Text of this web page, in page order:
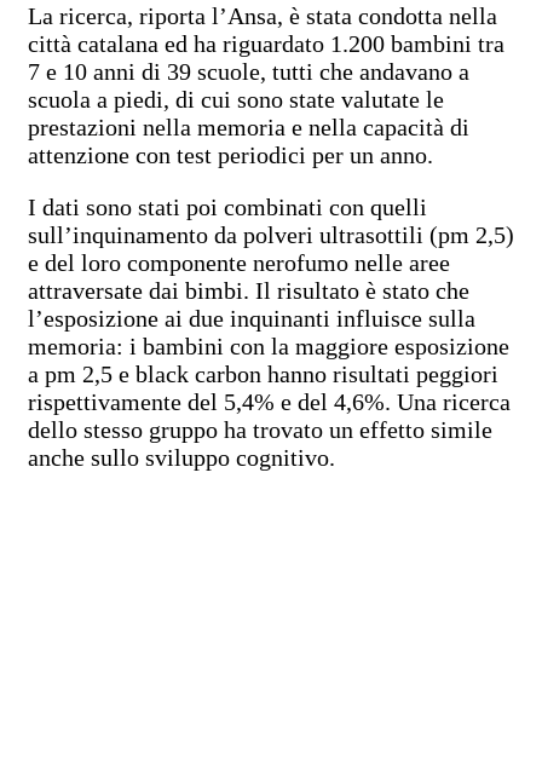
La ricerca, riporta l’Ansa, è stata condotta nella
città catalana ed ha riguardato 1.200 bambini tra
7 e 10 anni di 39 scuole, tutti che andavano a
scuola a piedi, di cui sono state valutate le
prestazioni nella memoria e nella capacità di
attenzione con test periodici per un anno.
I dati sono stati poi combinati con quelli
sull’inquinamento da polveri ultrasottili (pm 2,5)
e del loro componente nerofumo nelle aree
attraversate dai bimbi. Il risultato è stato che
l’esposizione ai due inquinanti influisce sulla
memoria: i bambini con la maggiore esposizione
a pm 2,5 e black carbon hanno risultati peggiori
rispettivamente del 5,4% e del 4,6%. Una ricerca
dello stesso gruppo ha trovato un effetto simile
anche sullo sviluppo cognitivo.